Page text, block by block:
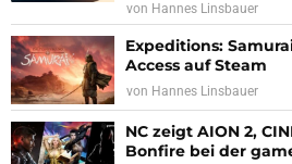
von Hannes Linsbauer
Expeditions:
Access auf Steam
von Hannes Linsbauer
NC zeigt AION 2,
Bonfire bei der